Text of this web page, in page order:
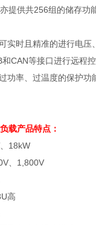
提供共256组的储存功
实时且精准的进行电压
和CAN等接口进行远程控
功率、过温度的保护
载产品特点：
18kW
1,800V
高